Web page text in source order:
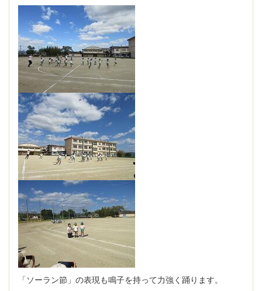
「ソーラン節」の表現も鳴子を持って力強く踊ります。